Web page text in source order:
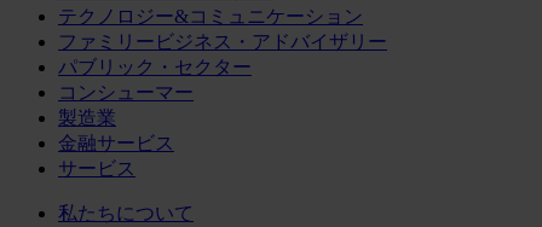
テクノロジー&コミュニケーション
ファミリービジネス・アドバイザリー
パブリック・セクター
コンシューマー
製造業
金融サービス
サービス
私たちについて